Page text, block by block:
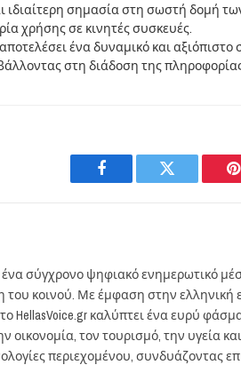
ιδιαίτερη σημασία στη σωστή δομή
χρήσης σε κινητές συσκευές.
αποτελέσει ένα δυναμικό και
στη διάδοση της
Facebook Twitter
ένα σύγχρονο ψηφιακό ενημερωτικό
κοινού. Με έμφαση στην ελληνική
HellasVoice.gr καλύπτει ένα ευρύ
οικονομία, τον τουρισμό, την υγεία
περιεχομένου, συνδυάζοντας